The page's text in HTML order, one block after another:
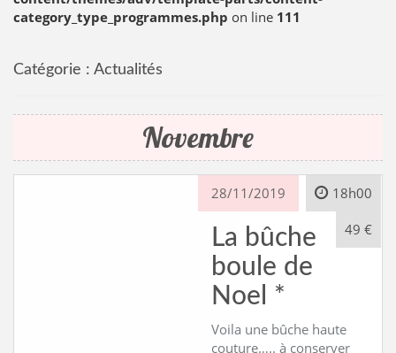
category_type_programmes.php on line 111
Catégorie : Actualités
Novembre
28/11/2019 18h00
49 €
La bûche
boule de
Noel *
Voila une bûche haute
couture….. à conserver